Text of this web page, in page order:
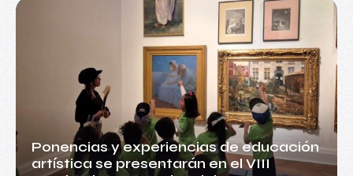
Ponencias y experiencias de educación
artística se presentarán en el VIII